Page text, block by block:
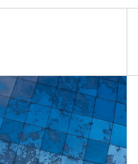
18:30
ОТ3450₽